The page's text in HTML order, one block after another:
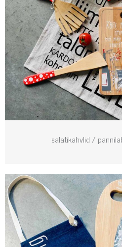
salatikahvlid /